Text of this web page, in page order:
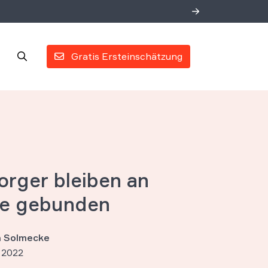
Gratis Ersteinschätzung
bleiben an
gebunden